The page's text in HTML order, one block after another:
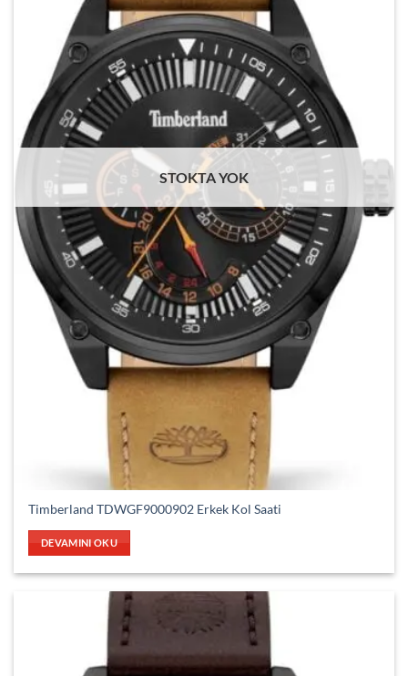
STOKTA YOK
Timberland TDWGF9000902 Erkek Kol Saati
DEVAMINI OKU